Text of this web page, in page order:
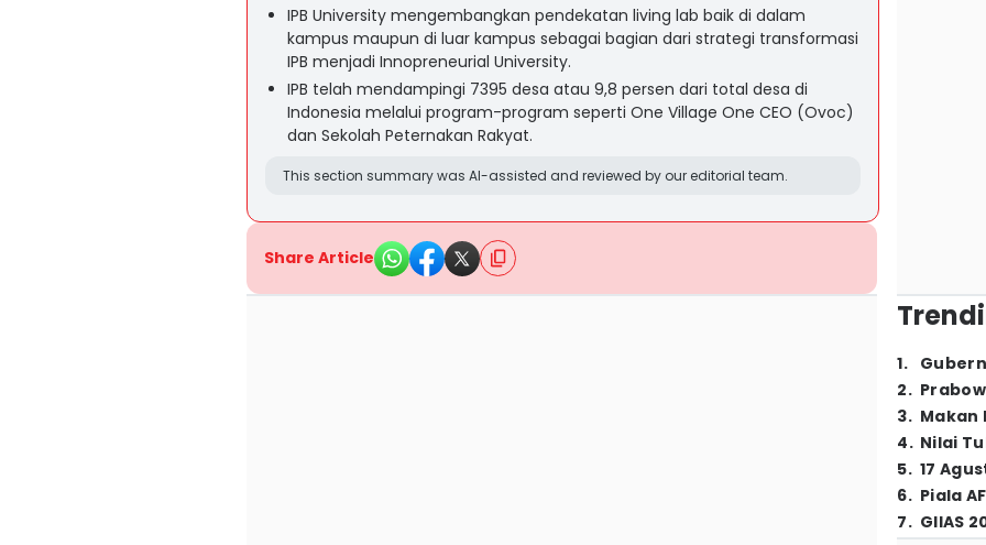
IPB University mengembangkan pendekatan living lab baik di dalam
kampus maupun di luar kampus sebagai bagian dari strategi transformasi
IPB menjadi Innopreneurial University.
IPB telah mendampingi 7395 desa atau 9,8 persen dari total desa di
Indonesia melalui program-program seperti One Village One CEO (Ovoc)
dan Sekolah Peternakan Rakyat.
This section summary was AI-assisted and reviewed by our editorial team.
Share Article
1.
2.
3. Makan
4. Nilai
5. 17
6. Piala
7. GIIAS